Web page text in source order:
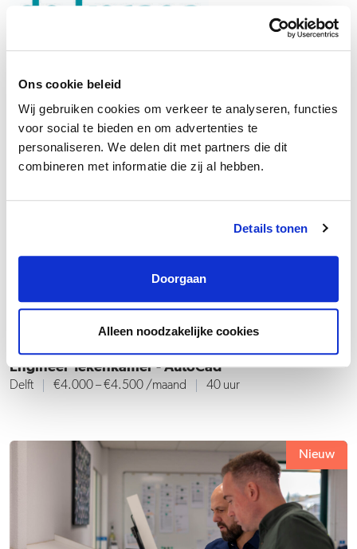
Ons cookie beleid
Wij gebruiken cookies om verkeer te analyseren, functies
voor social te bieden en om advertenties te
personaliseren. We delen dit met partners die dit
combineren met informatie die zij al hebben.
Details tonen
Doorgaan
Alleen noodzakelijke cookies
Engineer Tekenkamer - AutoCad
Delft €4.000 – €4.500 /maand 40 uur
Nieuw